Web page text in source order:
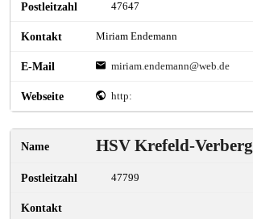
47647
Miriam Endemann
miriam.endemann@web.de
http:
HSV Krefeld-Verberg
47799